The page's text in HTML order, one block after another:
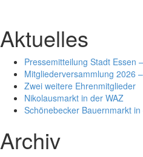
Aktuelles
Pressemitteilung Stadt Essen
Mitgliederversammlung 2026
Zwei weitere Ehrenmitglieder
Nikolausmarkt in der WAZ
Schönebecker Bauernmarkt in
Archiv